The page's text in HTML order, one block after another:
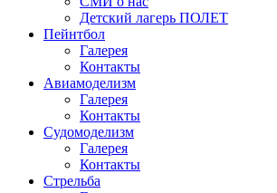
Детский лагерь ПОЛЕТ
Пейнтбол
Галерея
Контакты
Авиамоделизм
Галерея
Контакты
Судомоделизм
Галерея
Контакты
Стрельба